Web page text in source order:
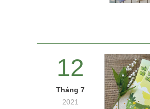
12
Tháng 7
2021